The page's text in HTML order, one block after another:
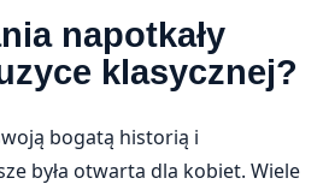
napotkały
klasycznej?
bogatą historią i
była otwarta dla kobiet. Wiele